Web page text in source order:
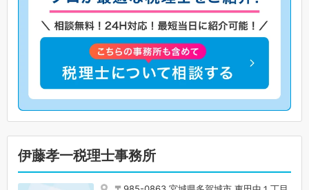
伊藤孝一税理士事務所